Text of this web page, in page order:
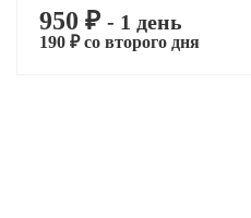
950 ₽ - 1 день
190 ₽ со второго дня